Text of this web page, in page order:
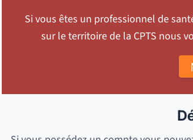
Si vous êtes un professionnel de
sur le territoire de la CPTS nous